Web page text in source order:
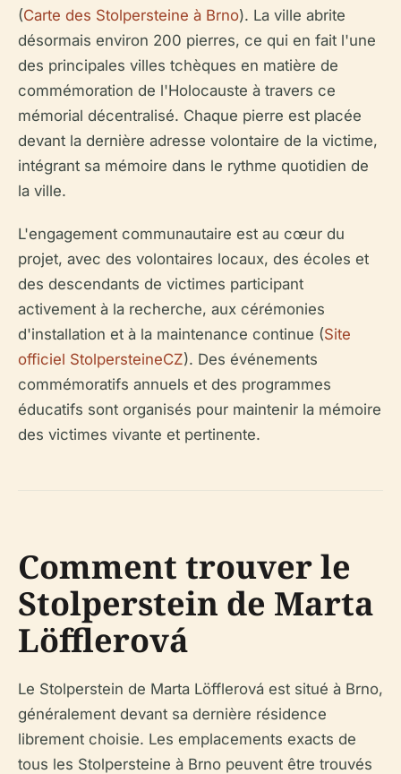
(Carte des Stolpersteine à Brno). La ville abrite
désormais environ 200 pierres, ce qui en fait l'une
des principales villes tchèques en matière de
commémoration de l'Holocauste à travers ce
mémorial décentralisé. Chaque pierre est placée
devant la dernière adresse volontaire de la victime,
intégrant sa mémoire dans le rythme quotidien de
la ville.
L'engagement communautaire est au cœur du
projet, avec des volontaires locaux, des écoles et
des descendants de victimes participant
activement à la recherche, aux cérémonies
d'installation et à la maintenance continue (Site
officiel StolpersteineCZ). Des événements
commémoratifs annuels et des programmes
éducatifs sont organisés pour maintenir la mémoire
des victimes vivante et pertinente.
Comment trouver le
Stolperstein de Marta
Löfflerová
Le Stolperstein de Marta Löfflerová est situé à Brno,
généralement devant sa dernière résidence
librement choisie. Les emplacements exacts de
tous les Stolpersteine à Brno peuvent être trouvés